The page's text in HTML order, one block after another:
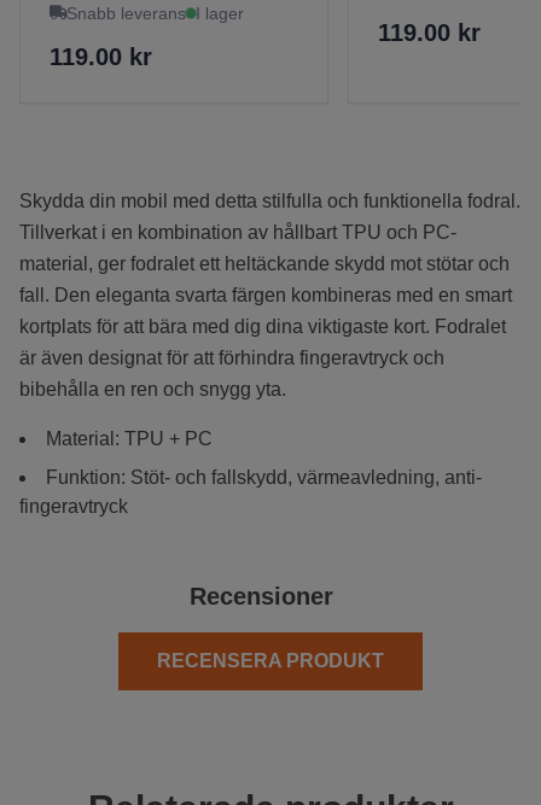
Snabb leverans I lager
119.00 kr
119.00 kr
Skydda din mobil med detta stilfulla och funktionella fodral.
Tillverkat i en kombination av hållbart TPU och PC-
material, ger fodralet ett heltäckande skydd mot stötar och
fall. Den eleganta svarta färgen kombineras med en smart
kortplats för att bära med dig dina viktigaste kort. Fodralet
är även designat för att förhindra fingeravtryck och
bibehålla en ren och snygg yta.
Material: TPU + PC
Funktion: Stöt- och fallskydd, värmeavledning, anti-
fingeravtryck
Recensioner
RECENSERA PRODUKT